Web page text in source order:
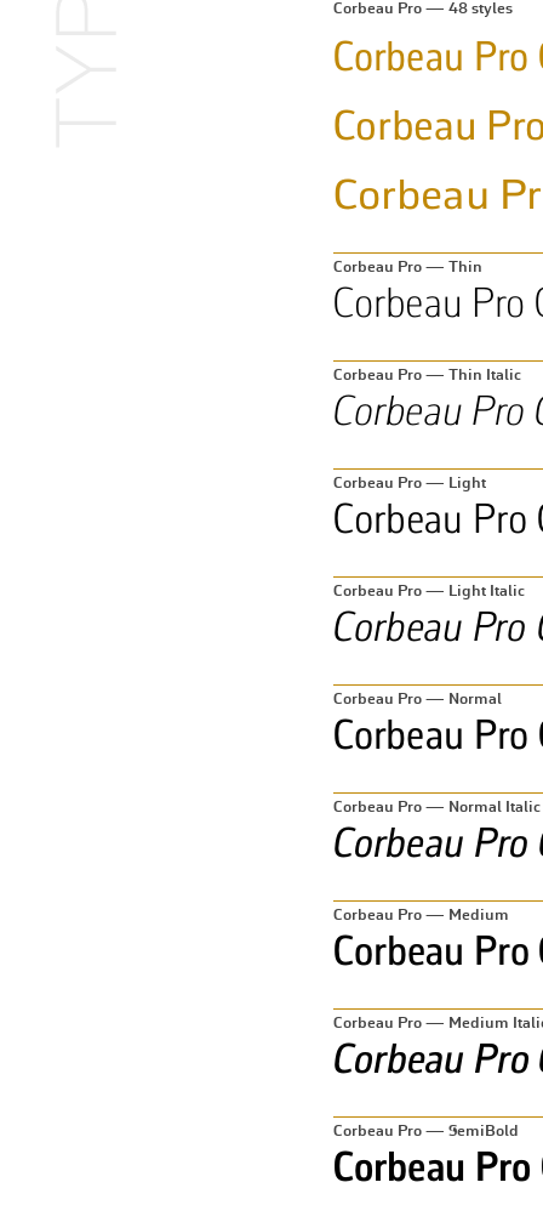
Corbeau Pro — 48 styles
Corbeau Pro — Thin
Corbeau Pro — Thin Italic
Corbeau Pro — Light
Corbeau Pro — Light Italic
Corbeau Pro — Normal
Corbeau Pro — Normal Italic
Corbeau Pro — Medium
Corbeau Pro — Medium
Corbeau Pro — SemiBold